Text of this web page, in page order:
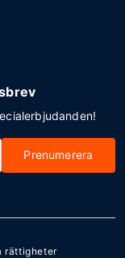
Prenumerera
rättigheter